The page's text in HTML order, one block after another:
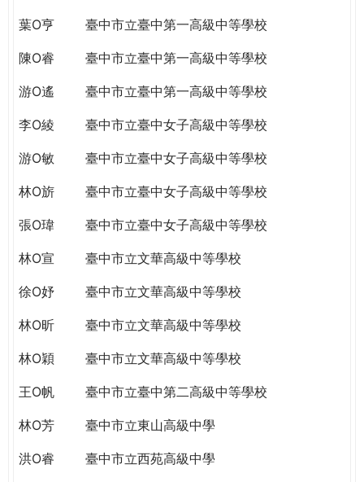
民。
WAGOR
TODAY
THE
TOMORROW
YOU
ON
PATH
e
葉O亨 臺中市立臺中第一高級中等學校
陳O睿 臺中市立臺中第一高級中等學校
游O遙 臺中市立臺中第一高級中等學校
李O綾 臺中市立臺中女子高級中等學校
游O敏 臺中市立臺中女子高級中等學校
林O旂 臺中市立臺中女子高級中等學校
張O瑋 臺中市立臺中女子高級中等學校
林O宣 臺中市立文華高級中等學校
徐O妤 臺中市立文華高級中等學校
林O昕 臺中市立文華高級中等學校
林O穎 臺中市立文華高級中等學校
王O帆 臺中市立臺中第二高級中等學校
林O芳 臺中市立東山高級中學
洪O睿 臺中市立西苑高級中學